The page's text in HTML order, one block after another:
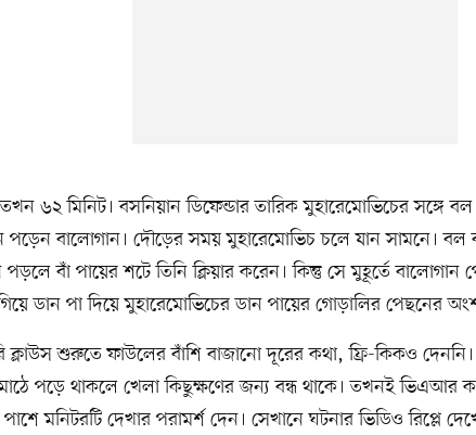
তখন ৬২ মিনিট। বসনিয়ান ডিফেন্ডার তারিক মুহারেমোভিচের
পড়েন বালোগান। দৌড়ের সময় মুহারেমোভিচ চলে যান সামনে। বল
পড়লে বাঁ পায়ের শটে তিনি ক্লিয়ার করেন। কিন্তু সে মুহূর্তে বালোগান
ডান পা দিয়ে মুহারেমোভিচের ডান পায়ের গোড়ালির পেছনের
ক্লাউস শুরুতে ফাউলের বাঁশি বাজানো দূরের কথা, ফ্রি-কিকও
পড়ে থাকলে খেলা কিছুক্ষণের জন্য বন্ধ থাকে। তখনই ভিএআর
পাশে মনিটরটি দেখার পরামর্শ দেন। সেখানে ঘটনার ভিডিও রিপ্লে